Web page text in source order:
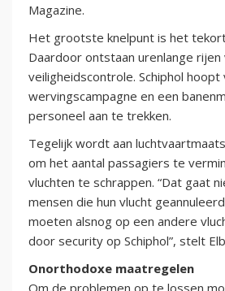
Magazine.
Het grootste knelpunt is het
Daardoor ontstaan urenlange
veiligheidscontrole. Schiphol hoopt
wervingscampagne en een
personeel aan te trekken.
Tegelijk wordt aan
om het aantal passagiers te
vluchten te schrappen. “Dat gaat
mensen die hun vlucht
moeten alsnog op een andere
door security op Schiphol”, stelt
Onorthodoxe maatregelen